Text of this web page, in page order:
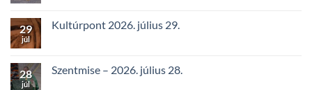
29
júl
Kultúrpont 2026. július 29.
28
júl
Szentmise – 2026. július 28.